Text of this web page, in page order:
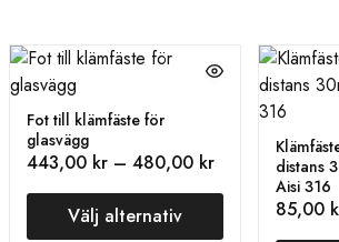
Fot till klämfäste för
glasvägg
443,00 kr – 480,00 kr
Välj alternativ
distans
Aisi 316
85,00